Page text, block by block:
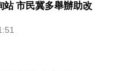
站 市民冀多舉辦助改